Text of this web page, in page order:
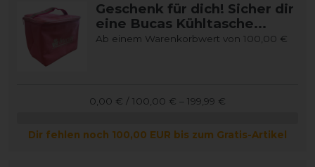
Geschenk für dich! Sicher dir
eine Bucas Kühltasche...
Ab einem Warenkorbwert von 100,00 €
0,00 € / 100,00 € – 199,99 €
Dir fehlen noch 100,00 EUR bis zum Gratis-Artikel